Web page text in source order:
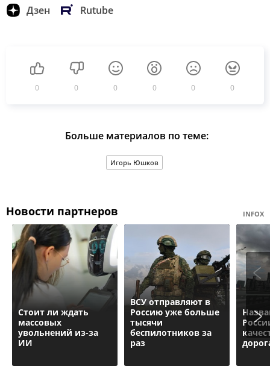
Дзен Rutube
0 0 0 0 0 0
Больше материалов по теме:
Игорь Юшков
Новости партнеров INFOX
Стоит ли ждать
массовых
увольнений из-за
ИИ
ВСУ отправляют в
Россию уже больше
тысячи
беспилотников за
раз